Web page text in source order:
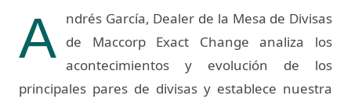
A ndrés García, Dealer de la Mesa de Divisas
de Maccorp Exact Change analiza los
acontecimientos y evolución de los
principales pares de divisas y establece nuestra